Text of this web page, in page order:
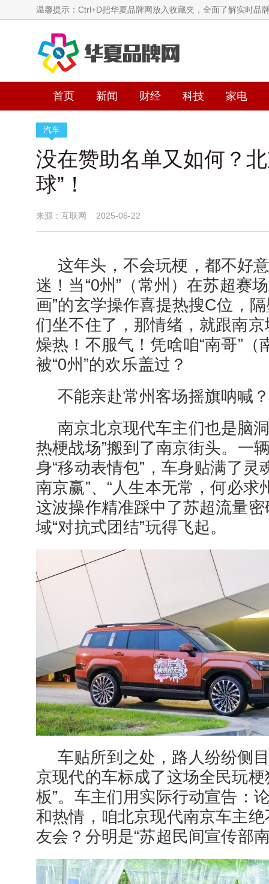
温馨提示：Ctrl+D把华夏品牌网放入收藏夹，全面了解实时品
首页 新闻 财经 科技 家电
汽车
没在赞助名单又如何？
球”！
来源：互联网 2025-06-22
这年头，不会玩梗，都不好
迷！当“0州”（常州）在苏超赛
画”的玄学操作喜提热搜C位，
们坐不住了，那情绪，就跟南
燥热！不服气！凭啥咱“南哥”（
被“0州”的欢乐盖过？
不能亲赴常州客场摇旗呐喊
南京北京现代车主们也是脑
热梗战场”搬到了南京街头。一
身“移动表情包”，车身贴满了灵
南京赢”、“人生本无常，何必
这波操作精准踩中了苏超流量
域“对抗式团结”玩得飞起。
车贴所到之处，路人纷纷侧
京现代的车标成了这场全民玩
板”。车主们用实际行动宣告：
和热情，咱北京现代南京车主
友会？分明是“苏超民间宣传部